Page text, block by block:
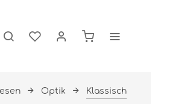
Optik Klassisch